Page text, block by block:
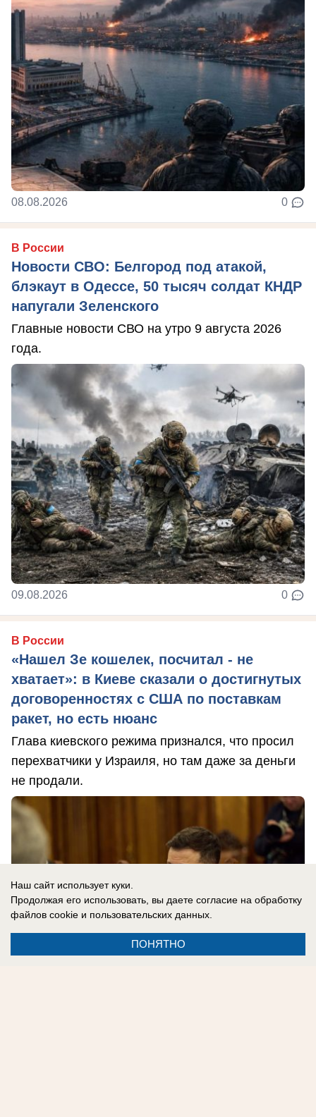
08.08.2026 0
В России
Новости СВО: Белгород под атакой,
блэкаут в Одессе, 50 тысяч солдат КНДР
напугали Зеленского
Главные новости СВО на утро 9 августа 2026
года.
09.08.2026 0
В России
«Нашел Зе кошелек, посчитал - не
хватает»: в Киеве сказали о достигнутых
договоренностях с США по поставкам
ракет, но есть нюанс
Глава киевского режима признался, что просил
перехватчики у Израиля, но там даже за деньги
не продали.
Наш сайт использует куки.
Продолжая его использовать, вы даете согласие на обработку
файлов cookie и пользовательских данных.
ПОНЯТНО